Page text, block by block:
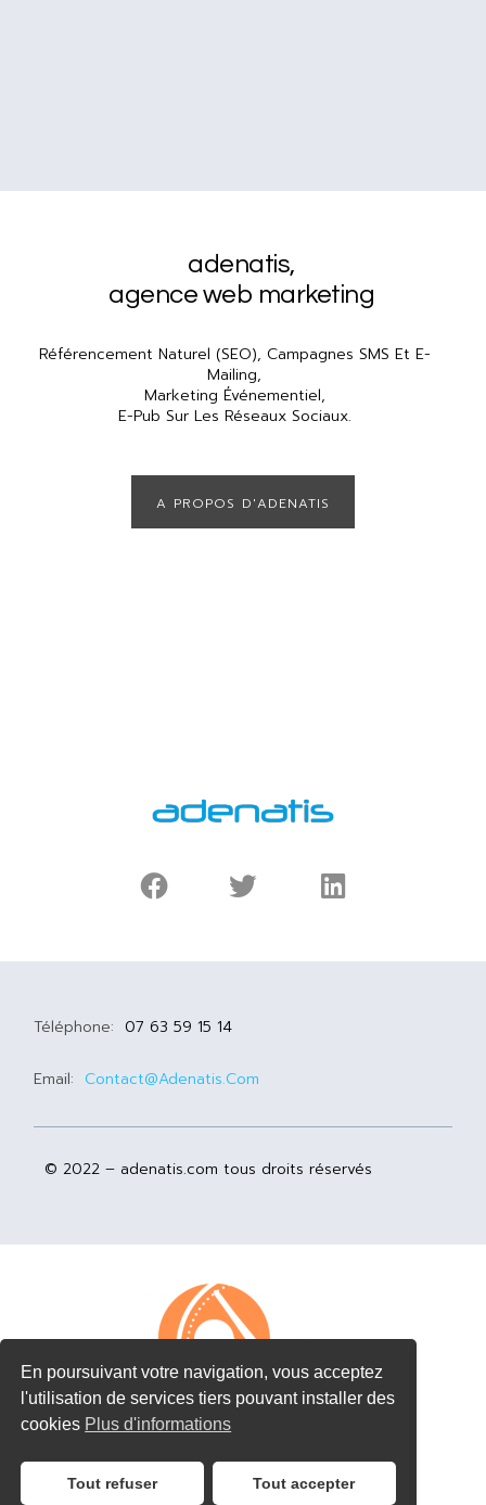
adenatis,
agence web marketing
Référencement Naturel (SEO), Campagnes SMS Et E-
Mailing,
Marketing Événementiel,
E-Pub Sur Les Réseaux Sociaux.
A PROPOS D'ADENATIS
Téléphone: 07 63 59 15 14
Email: Contact@adenatis.com
© 2022 – adenatis.com tous droits réservés
Côté Pros J’ai !
En poursuivant votre navigation, vous acceptez
l'utilisation de services tiers pouvant installer des
cookies Plus d'informations
Tout refuser Tout accepter